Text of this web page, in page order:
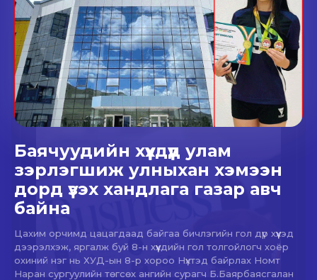
Баячуудийн хүүхдүүд улам
зэрлэгшиж улныхан хэмээн
дорд үзэх хандлага газар авч
байна
Цахим орчимд цацагдаад байгаа бичлэгийн гол дүр хүүхэд
дээрэлхэж, яргалж буй 8-н хүүхдийн гол толгойлогч хоёр
охиний нэг нь ХУД-ын 8-р хороо Нүхтэд байрлах Номт
Наран сургуулийн төгсөх ангийн сурагч Б.Баярбаясгалан